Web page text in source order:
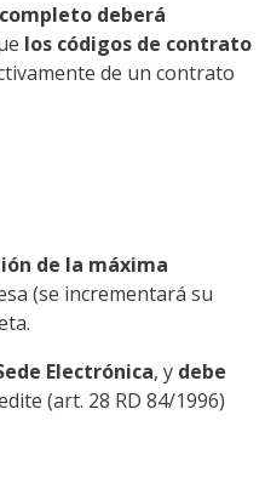
deberá
los códigos de contrato
de un contrato
de la máxima
(se incrementará su
Electrónica, y debe
(art. 28 RD 84/1996)